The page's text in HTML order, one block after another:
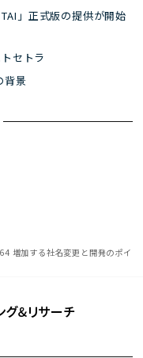
」正式版の提供が開始
セトラ
背景
増加する社名変更と開発のポイ